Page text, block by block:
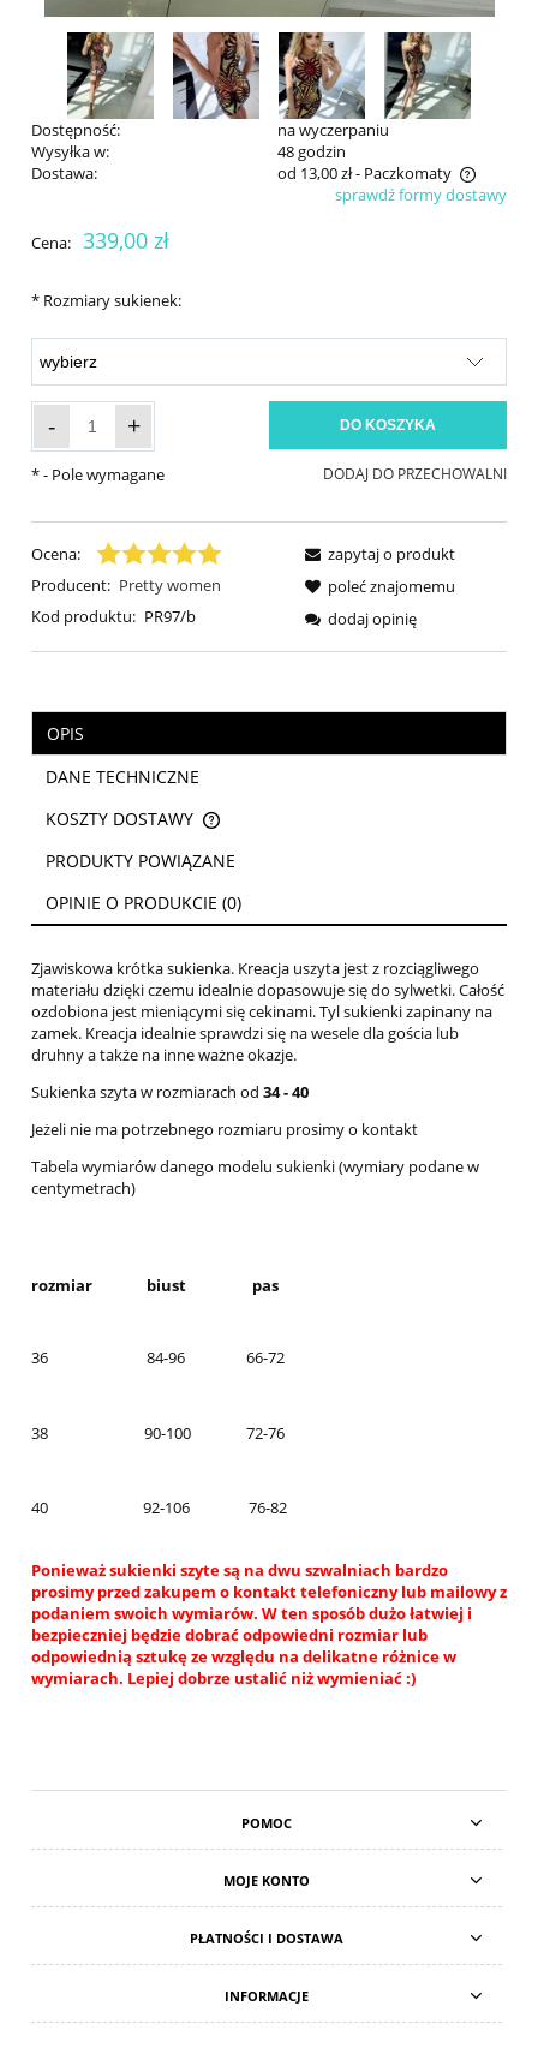
Dostępność:
na wyczerpaniu
Wysyłka w:
48 godzin
Dostawa:
od 13,00 zł- Paczkomaty
Cena nie zawiera ewentualnych kosztów płatnościsprawdź formy dostawy
Cena: 339,00 zł
* Rozmiary sukienek:
- + DO KOSZYKA
DODAJ DO PRZECHOWALNI
*- Pole wymagane
Ocena:
Producent: Pretty women
Kod produktu: PR97/b
zapytaj o produkt
poleć znajomemu
dodaj opinię
OPIS
DANE TECHNICZNE
KOSZTY DOSTAWY
CENA NIE ZAWIERA EWENTUALNYCH KOSZTÓW PŁATNOŚCI
PRODUKTY POWIĄZANE
OPINIE O PRODUKCIE (0)
Zjawiskowa krótka sukienka. Kreacja uszyta jest z rozciągliwego
materiału dzięki czemu idealnie dopasowuje się do sylwetki. Całość
ozdobiona jest mieniącymi się cekinami. Tyl sukienki zapinany na
zamek. Kreacja idealnie sprawdzi się na wesele dla gościa lub
druhny a także na inne ważne okazje.
Sukienka szyta w rozmiarach od 34 - 40
Jeżeli nie ma potrzebnego rozmiaru prosimy o kontakt
Tabela wymiarów danego modelu sukienki (wymiary podane w
centymetrach)
rozmiar biust pas
36 84-96 66-72
38 90-100 72-76
40 92-106 76-82
Ponieważ sukienki szyte są na dwu szwalniach bardzo
prosimy przed zakupem o kontakt telefoniczny lub mailowy z
podaniem swoich wymiarów. W ten sposób dużo łatwiej i
bezpieczniej będzie dobrać odpowiedni rozmiar lub
odpowiednią sztukę ze względu na delikatne różnice w
wymiarach. Lepiej dobrze ustalić niż wymieniać :)
POMOC
MOJE KONTO
PŁATNOŚCI I DOSTAWA
INFORMACJE